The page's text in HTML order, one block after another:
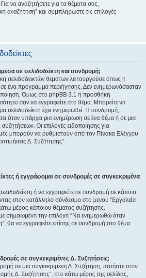
να αναζητήσετε για τα θέματα σας,
αναζήτηση” και συμπληρώστε τις επιλογές
σε σελιδοδείκτη και συνδρομή;
σελιδοδεικτών θεμάτων λειτουργούσε όπως η
ένα πρόγραμμα περιήγησης. Δεν ενημερωνόσασταν
Όμως στο phpBB 3.1 η προσθήκη
σαν να εγγραφείτε στο θέμα. Μπορείτε να
σελιδοδείκτη έχει ενημερωθεί. Η συνδρομή,
όταν υπάρχει μια ενημέρωση σε ένα θέμα ή σε μια
Οι επιλογές ειδοποίησης για
μπορούν να ρυθμιστούν από τον Πίνακα Ελέγχου
Δ. Συζήτησης”.
ή εγγράφομαι σε συνδρομές σε συγκεκριμένα
ή να εγγραφείτε σε συνδρομή σε κάποιο
στον κατάλληλο σύνδεσμο στο μενού "Εργαλεία
μέρος κάποιου θέματος συζήτησης.
σημειωμένη την επιλογή “Να ενημερωθώ όταν
θα να εγγραφείτε επίσης σε συνδρομή στο θέμα.
σε συγκεκριμένες Δ. Συζητήσεις;
σε μια συγκεκριμένη Δ. Συζήτηση, πατήστε στον
Δ. Συζήτησης”, στο κάτω μέρος της σελίδας,